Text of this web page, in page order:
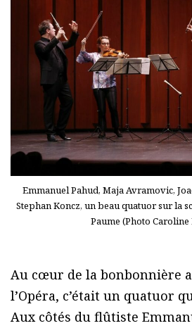
Emmanuel Pahud, Maja Avramovic,
Stephan Koncz, un beau quatuor sur la
Paume (Photo
Au cœur de la bonbonnière
l’Opéra, c’était un quatuor
Aux côtés du flûtiste